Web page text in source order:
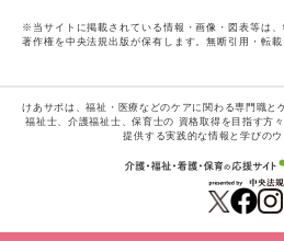
※当サイトに掲載されている情報・画像・図表等は
著作権を中央法規出版が保有します。無断引用・転載
けあサポは、福祉・医療などのケアに関わる専門職と
福祉士、介護福祉士、保育士の 資格取得を目指す方
提供する実践的な情報と学びのウ